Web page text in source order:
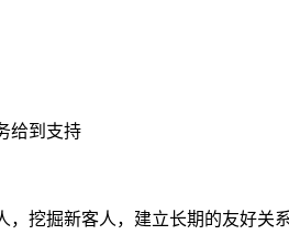
给到支持
，挖掘新客人，建立长期的友好关